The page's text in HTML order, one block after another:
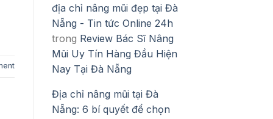
địa chỉ nâng mũi đẹp tại Đà
Nẵng - Tin tức Online 24h
trong Review Bác Sĩ Nâng
Mũi Uy Tín Hàng Đầu Hiện
Nay Tại Đà Nẵng
Địa chỉ nâng mũi tại Đà
Nẵng: 6 bí quyết để chọn